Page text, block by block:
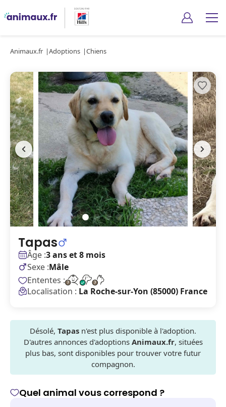
Animaux.fr Adoptions Chiens
Tapas
Âge :3 ans et 8 mois
Sexe :Mâle
Ententes :
Localisation : La Roche-sur-Yon (85000) France
Désolé, Tapas n'est plus disponible à l'adoption.
D'autres annonces d'adoptions Animaux.fr, situées
plus bas, sont disponibles pour trouver votre futur
compagnon.
Quel animal vous correspond ?